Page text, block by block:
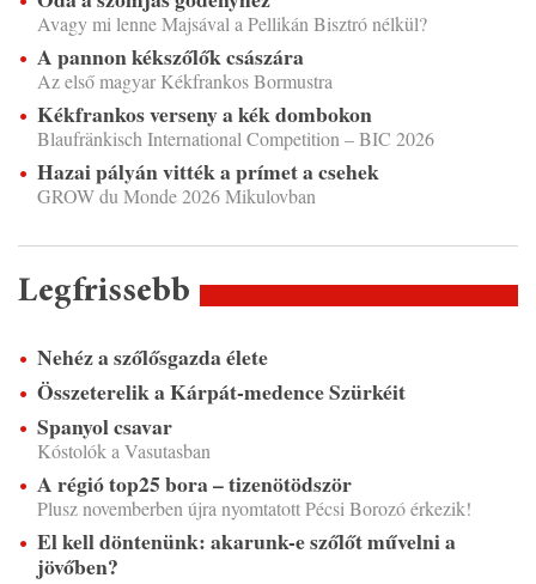
Avagy mi lenne Majsával a Pellikán Bisztró nélkül?
A pannon kékszőlők császára
Az első magyar Kékfrankos Bormustra
Kékfrankos verseny a kék dombokon
Blaufränkisch International Competition – BIC 2026
Hazai pályán vitték a prímet a csehek
GROW du Monde 2026 Mikulovban
Legfrissebb
Nehéz a szőlősgazda élete
Összeterelik a Kárpát-medence Szürkéit
Spanyol csavar
Kóstolók a Vasutasban
A régió top25 bora – tizenötödször
Plusz novemberben újra nyomtatott Pécsi Borozó érkezik!
El kell döntenünk: akarunk-e szőlőt művelni a
jövőben?